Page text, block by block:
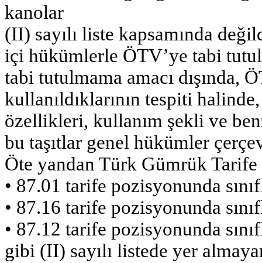
kanolar
(II) sayılı liste kapsamında
içi hükümlerle ÖTV’ye tabi
tabi tutulmama amacı dışında,
kullanıldıklarının tespiti
özellikleri, kullanım şekli ve
bu taşıtlar genel hükümler
Öte yandan Türk Gümrük
• 87.01 tarife pozisyonunda
• 87.16 tarife pozisyonunda
• 87.12 tarife pozisyonunda
gibi (II) sayılı listede yer